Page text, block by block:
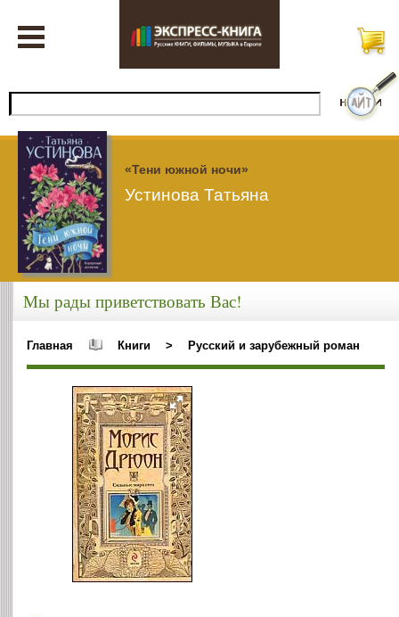
«Тени южной ночи»
Устинова Татьяна
Мы рады приветствовать Вас!
Главная Книги > Русский и зарубежный роман